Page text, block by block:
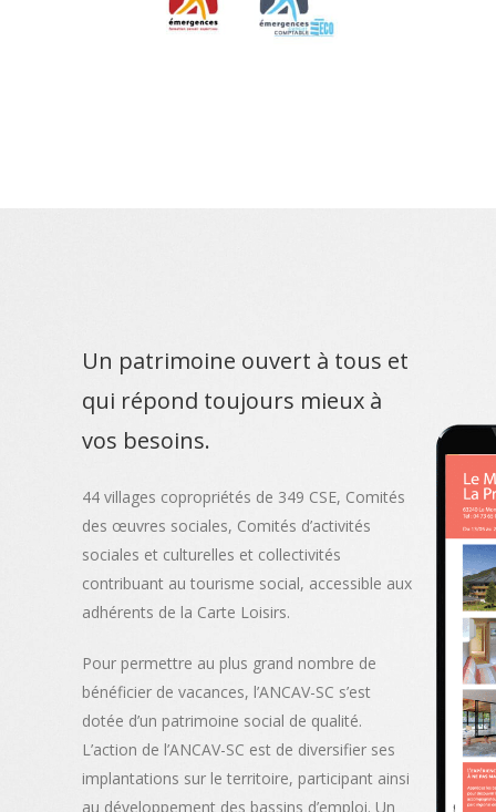
Un patrimoine ouvert à tous et
qui répond toujours mieux à
vos besoins.
44 villages copropriétés de 349 CSE, Comités
des œuvres sociales, Comités d’activités
sociales et culturelles et collectivités
contribuant au tourisme social, accessible aux
adhérents de la Carte Loisirs.
Pour permettre au plus grand nombre de
bénéficier de vacances, l’ANCAV-SC s’est
dotée d’un patrimoine social de qualité.
L’action de l’ANCAV-SC est de diversifier ses
implantations sur le territoire, participant ainsi
au développement des bassins d’emploi. Un